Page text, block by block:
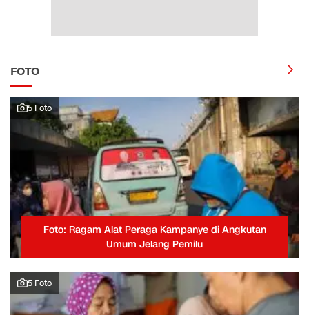
FOTO
5 Foto
Foto: Ragam Alat Peraga Kampanye di Angkutan
Umum Jelang Pemilu
5 Foto